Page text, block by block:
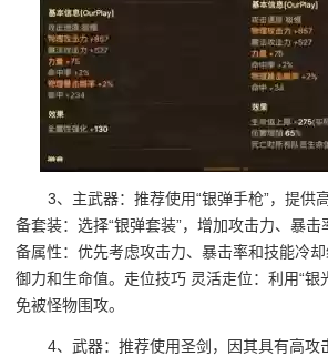
3、主武器：推荐使用“银弹手枪”，提供
备套装：选择“银弹套装”，增加攻击力、暴
备属性：优先考虑攻击力、暴击率和技能冷
御力和生命值。走位技巧 灵活走位：利用“银
免被怪物围攻。
4、武器：推荐使用圣剑，因其具有高攻